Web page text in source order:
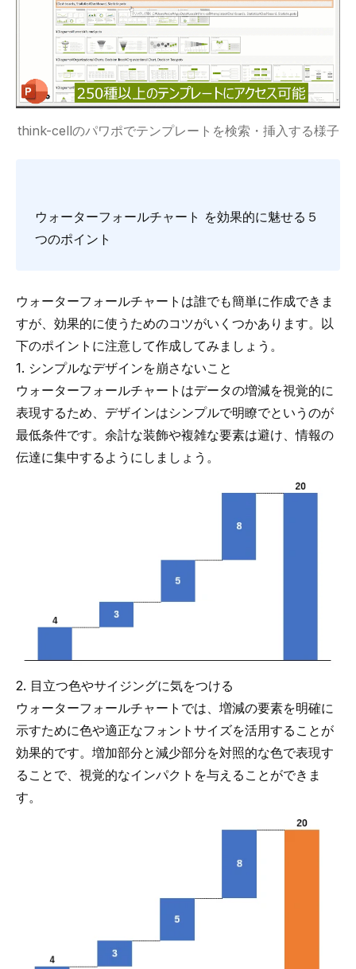
think-cellのパワポでテンプレートを検索・挿入する様子
ウォーターフォールチャート を効果的に魅せる５
つのポイント
ウォーターフォールチャートは誰でも簡単に作成できま
すが、効果的に使うためのコツがいくつかあります。以
下のポイントに注意して作成してみましょう。
1. シンプルなデザインを崩さないこと
ウォーターフォールチャートはデータの増減を視覚的に
表現するため、デザインはシンプルで明瞭でというのが
最低条件です。余計な装飾や複雑な要素は避け、情報の
伝達に集中するようにしましょう。
2. 目立つ色やサイジングに気をつける
ウォーターフォールチャートでは、増減の要素を明確に
示すために色や適正なフォントサイズを活用することが
効果的です。増加部分と減少部分を対照的な色で表現す
ることで、視覚的なインパクトを与えることができま
す。